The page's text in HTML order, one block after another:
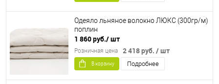
Одеяло льняное волокно ЛЮКС (300гр/м)
поплин
1 860 руб./ шт
2 418 руб. / шт
Розничная цена
В корзину Подробнее